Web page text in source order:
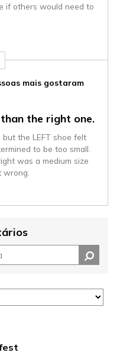
if others would need to
mais gostaram
the right one.
the LEFT shoe felt
to be too small.
was a medium size